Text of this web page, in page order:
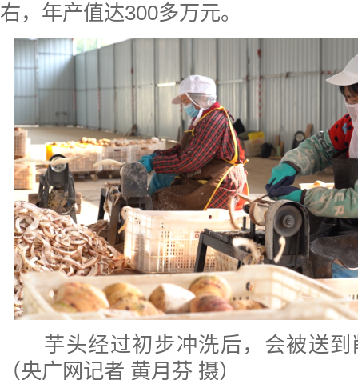
右，年产值达300多万元。
芋头经过初步冲洗后，会被送
（央广网记者 黄月芬 摄）